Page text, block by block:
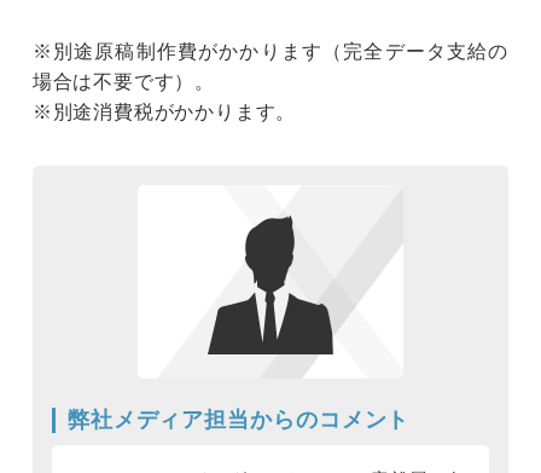
※別途原稿制作費がかかります（完全データ支給の
場合は不要です）。
※別途消費税がかかります。
弊社メディア担当からのコメント